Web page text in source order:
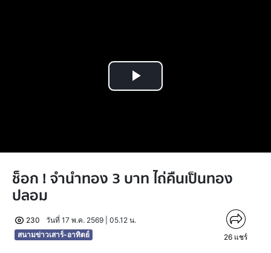
Play
ช็อก ! จำนำทอง 3 บาท ไถ่คืนเป็นทอง
ปลอม
230
วันที่ 17 พ.ค. 2569 | 05.12 น.
สนามข่าวเสาร์-อาทิตย์
26 แชร์